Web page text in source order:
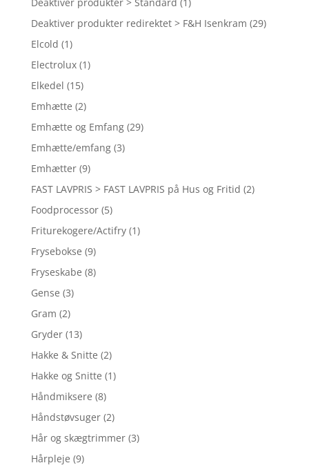
Deaktiver produkter > Standard (1)
Deaktiver produkter redirektet > F&H Isenkram (29)
Elcold (1)
Electrolux (1)
Elkedel (15)
Emhætte (2)
Emhætte og Emfang (29)
Emhætte/emfang (3)
Emhætter (9)
FAST LAVPRIS > FAST LAVPRIS på Hus og Fritid (2)
Foodprocessor (5)
Friturekogere/Actifry (1)
Frysebokse (9)
Fryseskabe (8)
Gense (3)
Gram (2)
Gryder (13)
Hakke & Snitte (2)
Hakke og Snitte (1)
Håndmiksere (8)
Håndstøvsuger (2)
Hår og skægtrimmer (3)
Hårpleje (9)